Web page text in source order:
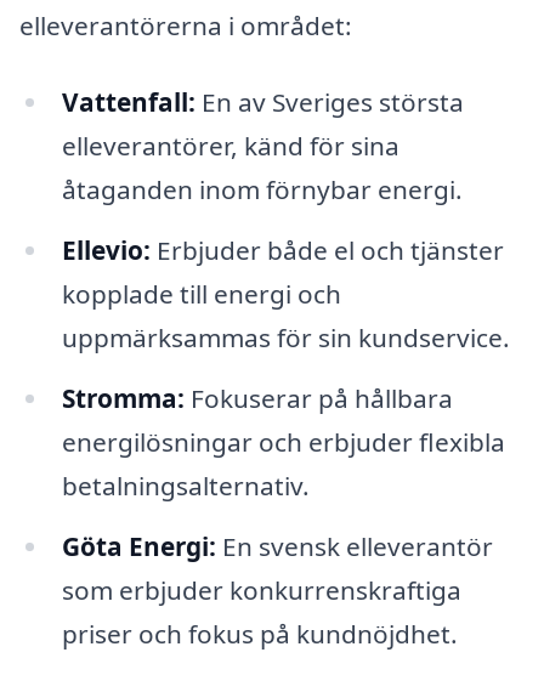
elleverantörerna i området:
Vattenfall: En av Sveriges största
elleverantörer, känd för sina
åtaganden inom förnybar energi.
Ellevio: Erbjuder både el och tjänster
kopplade till energi och
uppmärksammas för sin kundservice.
Stromma: Fokuserar på hållbara
energilösningar och erbjuder flexibla
betalningsalternativ.
Göta Energi: En svensk elleverantör
som erbjuder konkurrenskraftiga
priser och fokus på kundnöjdhet.